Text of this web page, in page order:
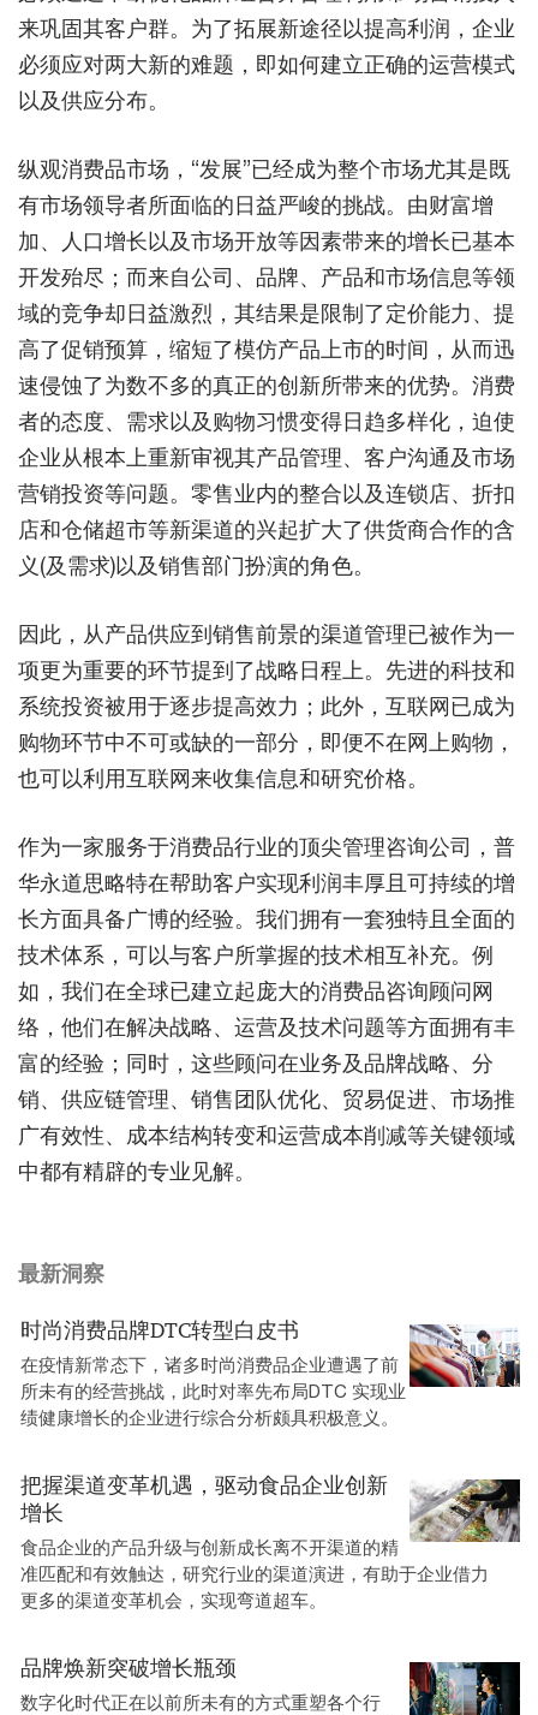
来巩固其客户群。为了拓展新途径以提高利润，企业
必须应对两大新的难题，即如何建立正确的运营模式
以及供应分布。
纵观消费品市场，“发展”已经成为整个市场尤其是既
有市场领导者所面临的日益严峻的挑战。由财富增
加、人口增长以及市场开放等因素带来的增长已基本
开发殆尽；而来自公司、品牌、产品和市场信息等领
域的竞争却日益激烈，其结果是限制了定价能力、提
高了促销预算，缩短了模仿产品上市的时间，从而迅
速侵蚀了为数不多的真正的创新所带来的优势。消费
者的态度、需求以及购物习惯变得日趋多样化，迫使
企业从根本上重新审视其产品管理、客户沟通及市场
营销投资等问题。零售业内的整合以及连锁店、折扣
店和仓储超市等新渠道的兴起扩大了供货商合作的含
义(及需求)以及销售部门扮演的角色。
因此，从产品供应到销售前景的渠道管理已被作为一
项更为重要的环节提到了战略日程上。先进的科技和
系统投资被用于逐步提高效力；此外，互联网已成为
购物环节中不可或缺的一部分，即便不在网上购物，
也可以利用互联网来收集信息和研究价格。
作为一家服务于消费品行业的顶尖管理咨询公司，普
华永道思略特在帮助客户实现利润丰厚且可持续的增
长方面具备广博的经验。我们拥有一套独特且全面的
技术体系，可以与客户所掌握的技术相互补充。例
如，我们在全球已建立起庞大的消费品咨询顾问网
络，他们在解决战略、运营及技术问题等方面拥有丰
富的经验；同时，这些顾问在业务及品牌战略、分
销、供应链管理、销售团队优化、贸易促进、市场推
广有效性、成本结构转变和运营成本削减等关键领域
中都有精辟的专业见解。
最新洞察
时尚消费品牌DTC转型白皮书
在疫情新常态下，诸多时尚消费品企业遭遇了前
所未有的经营挑战，此时对率先布局DTC 实现业
绩健康增长的企业进行综合分析颇具积极意义。
把握渠道变革机遇，驱动食品企业创新
增长
食品企业的产品升级与创新成长离不开渠道的精
准匹配和有效触达，研究行业的渠道演进，有助于企业借力
更多的渠道变革机会，实现弯道超车。
品牌焕新突破增长瓶颈
数字化时代正在以前所未有的方式重塑各个行